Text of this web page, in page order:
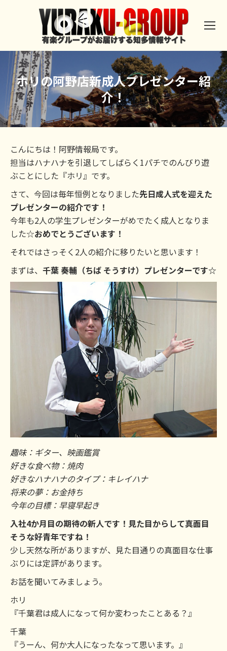
ホリの阿野店新成人プレゼンター紹
介！
こんにちは！阿野情報局です。
担当はハナハナを引退してしばらく1パチでのんびり遊
ぶことにした『ホリ』です。
さて、今回は毎年恒例となりました先日成人式を迎えた
プレゼンターの紹介です！
今年も2人の学生プレゼンターがめでたく成人となりま
した☆おめでとうございます！
それではさっそく2人の紹介に移りたいと思います！
まずは、 千葉 奏輔（ちば そうすけ）プレゼンターです☆
趣味：ギター、映画鑑賞
好きな食べ物：焼肉
好きなハナハナのタイプ：キレイハナ
将来の夢：お金持ち
今年の目標：早寝早起き
入社4か月目の期待の新人です！見た目からして真面目
そうな好青年ですね！
少し天然な所がありますが、見た目通りの真面目な仕事
ぶりには定評があります。
お話を聞いてみましょう。
ホリ
『千葉君は成人になって何か変わったことある？』
千葉
『うーん、何か大人になったなって思います。』